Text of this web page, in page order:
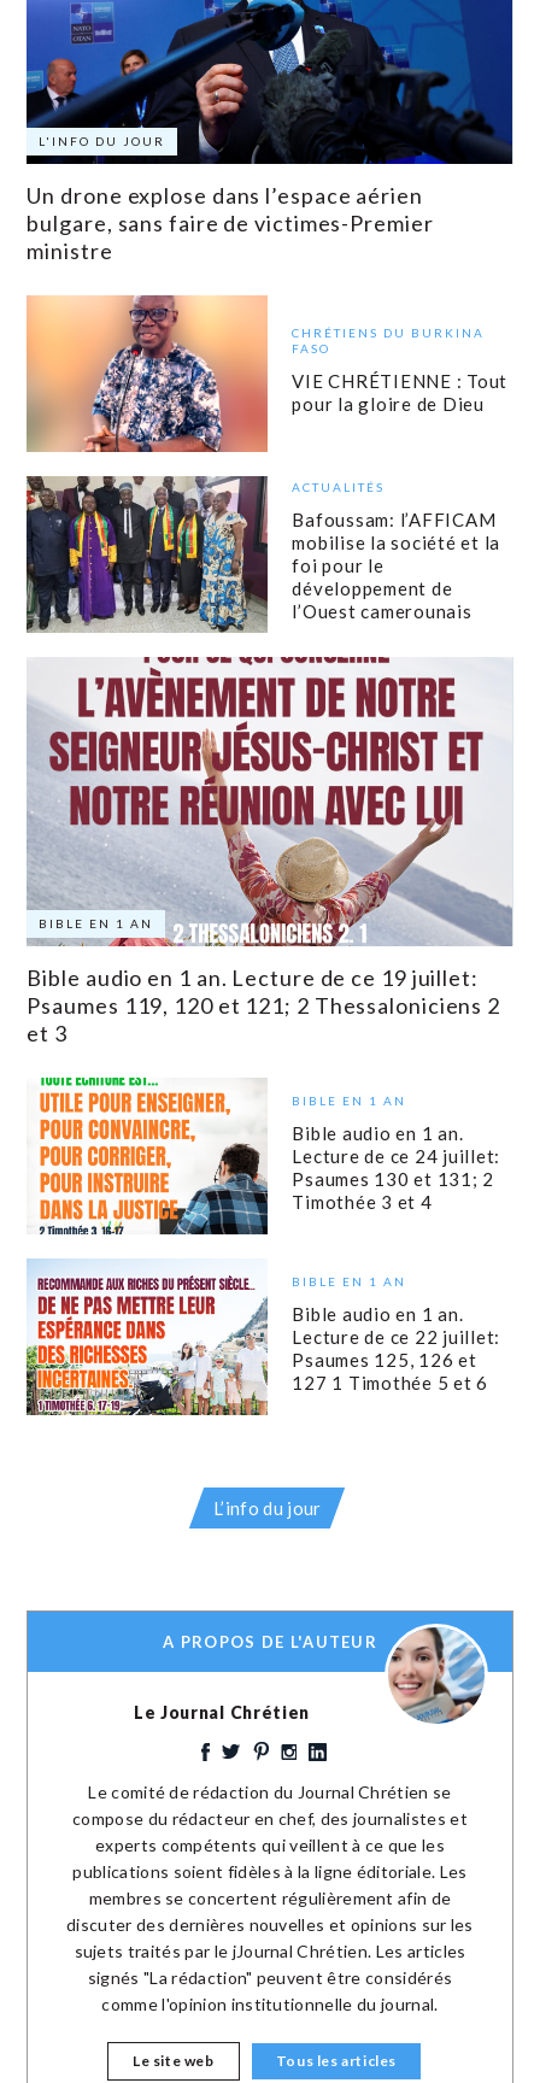
L'INFO DU JOUR
Un drone explose dans l’espace aérien
bulgare, sans faire de victimes-Premier
ministre
CHRÉTIENS DU BURKINA
FASO
VIE CHRÉTIENNE : Tout
pour la gloire de Dieu
ACTUALITÉS
Bafoussam: l’AFFICAM
mobilise la société et la
foi pour le
développement de
l’Ouest camerounais
BIBLE EN 1 AN
Bible audio en 1 an. Lecture de ce 19 juillet:
Psaumes 119, 120 et 121; 2 Thessaloniciens 2
et 3
BIBLE EN 1 AN
Bible audio en 1 an.
Lecture de ce 24 juillet:
Psaumes 130 et 131; 2
Timothée 3 et 4
BIBLE EN 1 AN
Bible audio en 1 an.
Lecture de ce 22 juillet:
Psaumes 125, 126 et
127 1 Timothée 5 et 6
L’info du jour
A PROPOS DE L'AUTEUR
Le Journal Chrétien
Le comité de rédaction du Journal Chrétien se
compose du rédacteur en chef, des journalistes et
experts compétents qui veillent à ce que les
publications soient fidèles à la ligne éditoriale. Les
membres se concertent régulièrement afin de
discuter des dernières nouvelles et opinions sur les
sujets traités par le jJournal Chrétien. Les articles
signés "La rédaction" peuvent être considérés
comme l'opinion institutionnelle du journal.
Le site web Tous les articles